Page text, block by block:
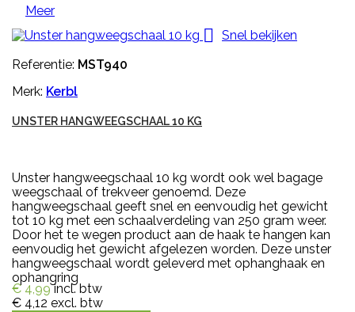
Meer

Snel bekijken
Referentie: MST940
Merk: Kerbl
UNSTER HANGWEEGSCHAAL 10 KG
Unster hangweegschaal 10 kg wordt ook wel bagage
weegschaal of trekveer genoemd. Deze
hangweegschaal geeft snel en eenvoudig het gewicht
tot 10 kg met een schaalverdeling van 250 gram weer.
Door het te wegen product aan de haak te hangen kan
eenvoudig het gewicht afgelezen worden. Deze unster
hangweegschaal wordt geleverd met ophanghaak en
ophangring
€ 4,99 incl. btw
€ 4,12 excl. btw